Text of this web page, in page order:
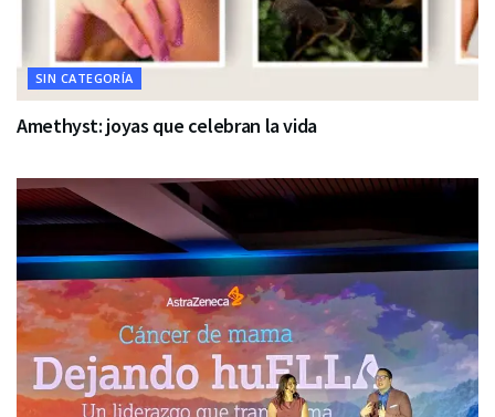
SIN CATEGORÍA
Amethyst: joyas que celebran la vida